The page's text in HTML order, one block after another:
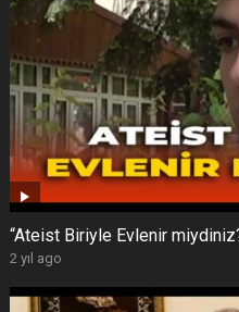
“Ateist Biriyle Evlenir
2 yıl ago